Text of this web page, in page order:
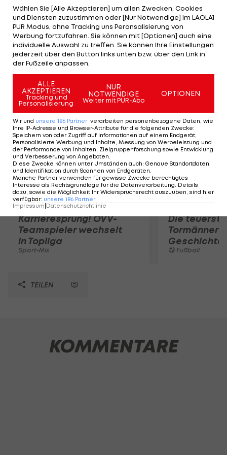
Steyr gelingt bei Austria Klagenfurt ein 3:1-Sieg.
Der Floridsdorfer AC, der in die Erste Liga
aufgestiegen ist, gewinnt in Schwechat mit 4:1. In
exzellenter Form präsentiert sich die Admira, die
dem FC Lendorf nicht den Hauch einer Chance
lässt und mit 7:0 gewinnt.
Mehr zum Thema
Karrieresprung! ÖVV-
Teamspieler wechselt
in Topliga
Sport-Mix
Die
Tormänner
Geschichte
Fußball
TEILEN
KOMMENTARE
Wählen Sie [Alle Akzeptieren] um allen Zwecken, Cookies
und Diensten zuzustimmen oder [Nur Notwendige] im LAOLA1
PUR Modus, ohne Tracking uns Peronsalisierung von
Werbung fortzufahren. Sie können mit [Optionen] auch eine
individuelle Auswahl zu treffen. Sie können Ihre Einstellungen
jederzeit über den Button links unten bzw. über den Link in
der Fußzeile anpassen.
ALLE
AKZEPTIEREN
Tracking und
Personalisierung
NUR
NOTWENDIGE
Weiter mit PUR-Abo
OPTIONEN
Wir und unsere 186 Partner verarbeiten personenbezogene Daten, wie
Ihre IP-Adresse und Browser-Attribute für die folgenden Zwecke:
Speichern von oder Zugriff auf Informationen auf einem Endgerät;
Personalisierte Werbung und Inhalte, Messung von Werbeleistung und
der Performance von Inhalten, Zielgruppenforschung sowie Entwicklung
und Verbesserung von Angeboten.
Diese Zwecke können unter Umständen auch: Genaue Standortdaten
und Identifikation durch Scannen von Endgeräten.
Manche Partner verwenden für gewisse Zwecke berechtigtes
Interesse als Rechtsgrundlage für die Datenverarbeitung. Details
dazu, sowie die Möglichkeit Ihr Widerspruchsrecht auszuüben, sind hier
verfügbar: unsere 186 Partner
Impressum Datenschutzrichtlinie